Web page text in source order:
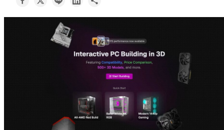
keyboard_arrow_down